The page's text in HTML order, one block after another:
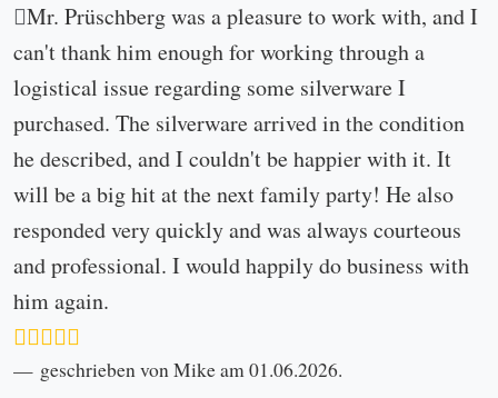
Mr. Prüschberg was a pleasure to work with, and I
can't thank him enough for working through a
logistical issue regarding some silverware I
purchased. The silverware arrived in the condition
he described, and I couldn't be happier with it. It
will be a big hit at the next family party! He also
responded very quickly and was always courteous
and professional. I would happily do business with
him again.
geschrieben von Mike am 01.06.2026.